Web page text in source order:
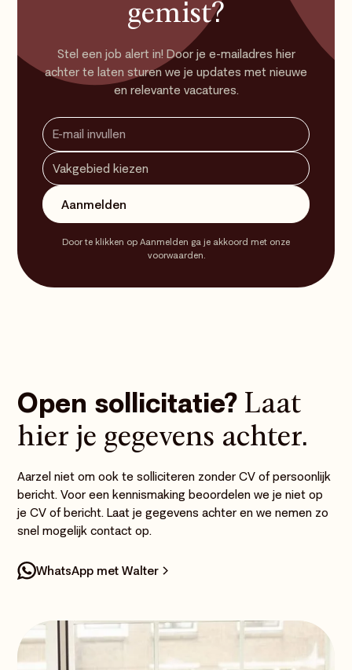
gemist?
Stel een job alert in! Door je e-mailadres hier
achter te laten sturen we je updates met nieuwe
en relevante vacatures.
Door te klikken op Aanmelden ga je akkoord met onze
voorwaarden.
Open sollicitatie? Laat
hier je gegevens achter.
Aarzel niet om ook te solliciteren zonder CV of persoonlijk
bericht. Voor een kennismaking beoordelen we je niet op
je CV of bericht. Laat je gegevens achter en we nemen zo
snel mogelijk contact op.
WhatsApp met Walter